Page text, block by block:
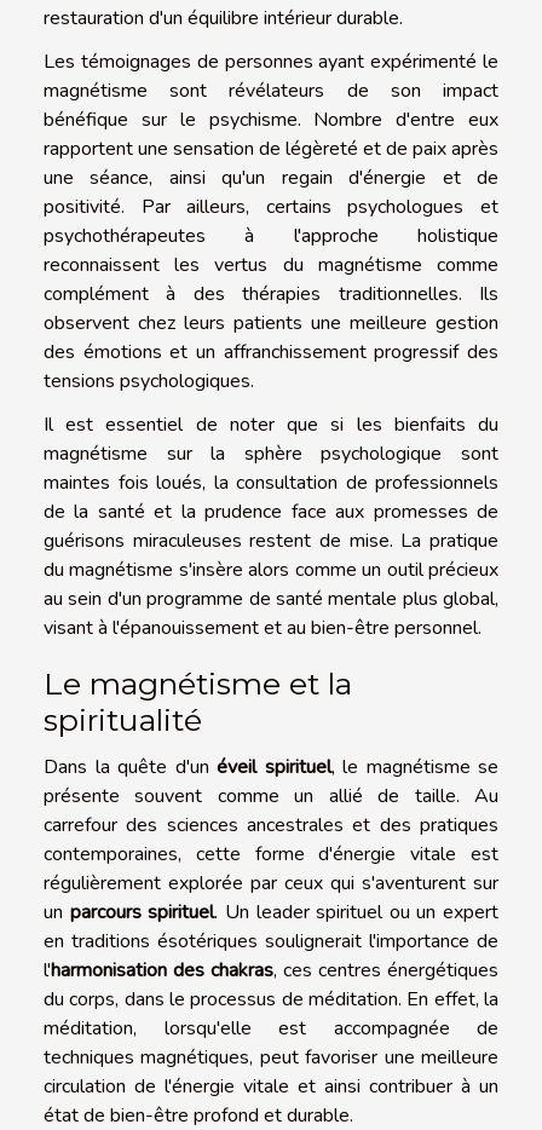
restauration d'un équilibre intérieur durable.
Les témoignages de personnes ayant expérimenté le
magnétisme sont révélateurs de son impact
bénéfique sur le psychisme. Nombre d'entre eux
rapportent une sensation de légèreté et de paix après
une séance, ainsi qu'un regain d'énergie et de
positivité. Par ailleurs, certains psychologues et
psychothérapeutes à l'approche holistique
reconnaissent les vertus du magnétisme comme
complément à des thérapies traditionnelles. Ils
observent chez leurs patients une meilleure gestion
des émotions et un affranchissement progressif des
tensions psychologiques.
Il est essentiel de noter que si les bienfaits du
magnétisme sur la sphère psychologique sont
maintes fois loués, la consultation de professionnels
de la santé et la prudence face aux promesses de
guérisons miraculeuses restent de mise. La pratique
du magnétisme s'insère alors comme un outil précieux
au sein d'un programme de santé mentale plus global,
visant à l'épanouissement et au bien-être personnel.
Le magnétisme et la
spiritualité
Dans la quête d'un éveil spirituel, le magnétisme se
présente souvent comme un allié de taille. Au
carrefour des sciences ancestrales et des pratiques
contemporaines, cette forme d'énergie vitale est
régulièrement explorée par ceux qui s'aventurent sur
un parcours spirituel. Un leader spirituel ou un expert
en traditions ésotériques soulignerait l'importance de
l'harmonisation des chakras, ces centres énergétiques
du corps, dans le processus de méditation. En effet, la
méditation, lorsqu'elle est accompagnée de
techniques magnétiques, peut favoriser une meilleure
circulation de l'énergie vitale et ainsi contribuer à un
état de bien-être profond et durable.